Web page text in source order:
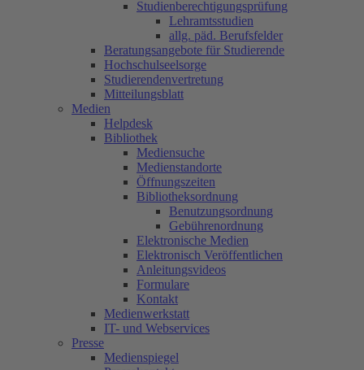
Studienberechtigungsprüfung
Lehramtsstudien
allg. päd. Berufsfelder
Beratungsangebote für Studierende
Hochschulseelsorge
Studierendenvertretung
Mitteilungsblatt
Medien
Helpdesk
Bibliothek
Mediensuche
Medienstandorte
Öffnungszeiten
Bibliotheksordnung
Benutzungsordnung
Gebührenordnung
Elektronische Medien
Elektronisch Veröffentlichen
Anleitungsvideos
Formulare
Kontakt
Medienwerkstatt
IT- und Webservices
Presse
Medienspiegel